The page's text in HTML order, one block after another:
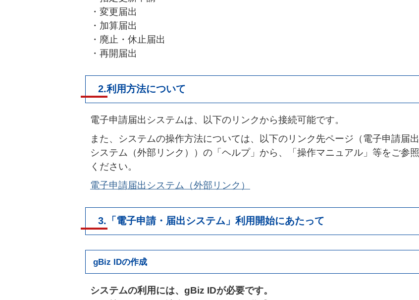
・変更届出
・加算届出
・廃止・休止届出
・再開届出
2.利用方法について
電子申請届出システムは、以下のリンクから接続可能です。
また、システムの操作方法については、以下のリンク先ページ（電子申請届出
システム（外部リンク））の「ヘルプ」から、「操作マニュアル」等をご参照
ください。
電子申請届出システム（外部リンク）
3.「電子申請・届出システム」利用開始にあたって
gBiz IDの作成
システムの利用には、 gBiz IDが必要です。